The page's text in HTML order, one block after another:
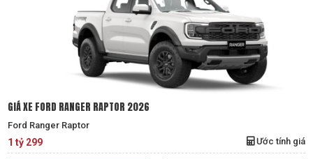
GIÁ XE FORD RANGER RAPTOR 2026
Ford Ranger Raptor
1 tỷ 299 Ước tính giá